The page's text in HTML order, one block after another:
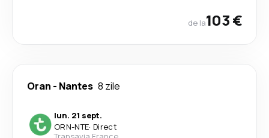
de la103 €
Oran - Nantes 8 zile
lun. 21 sept.
ORN-NTE· Direct